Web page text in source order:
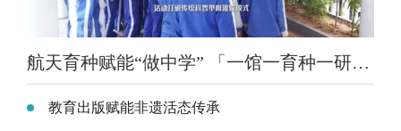
航天育种赋能“做中学” 「一馆一育种一研学」航天科普项目走进全国中小学
教育出版赋能非遗活态传承